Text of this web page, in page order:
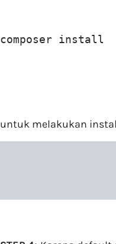
composer install
untuk melakukan